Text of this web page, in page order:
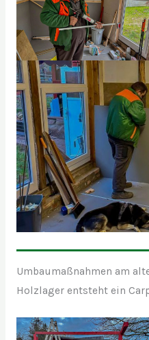
Umbaumaßnahmen am
Holzlager entsteht ein